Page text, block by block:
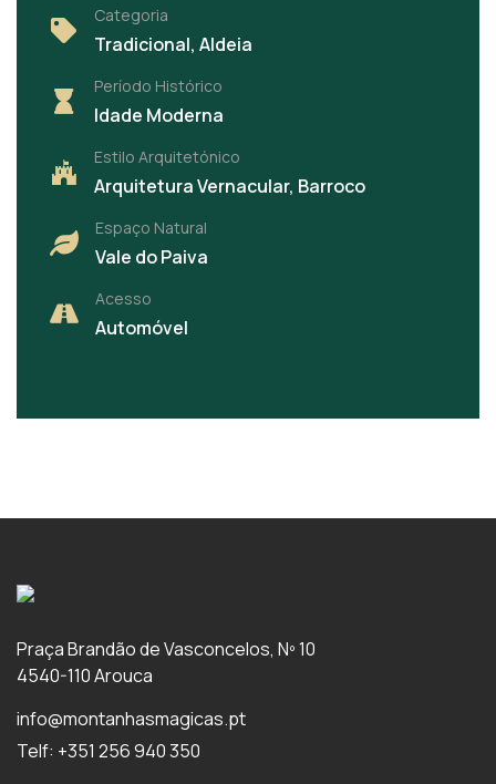
Categoria
Tradicional, Aldeia
Período Histórico
Idade Moderna
Estilo Arquitetónico
Arquitetura Vernacular, Barroco
Espaço Natural
Vale do Paiva
Acesso
Automóvel
Praça Brandão de Vasconcelos, Nº 10
4540-110 Arouca
info@montanhasmagicas.pt
Telf: +351 256 940 350